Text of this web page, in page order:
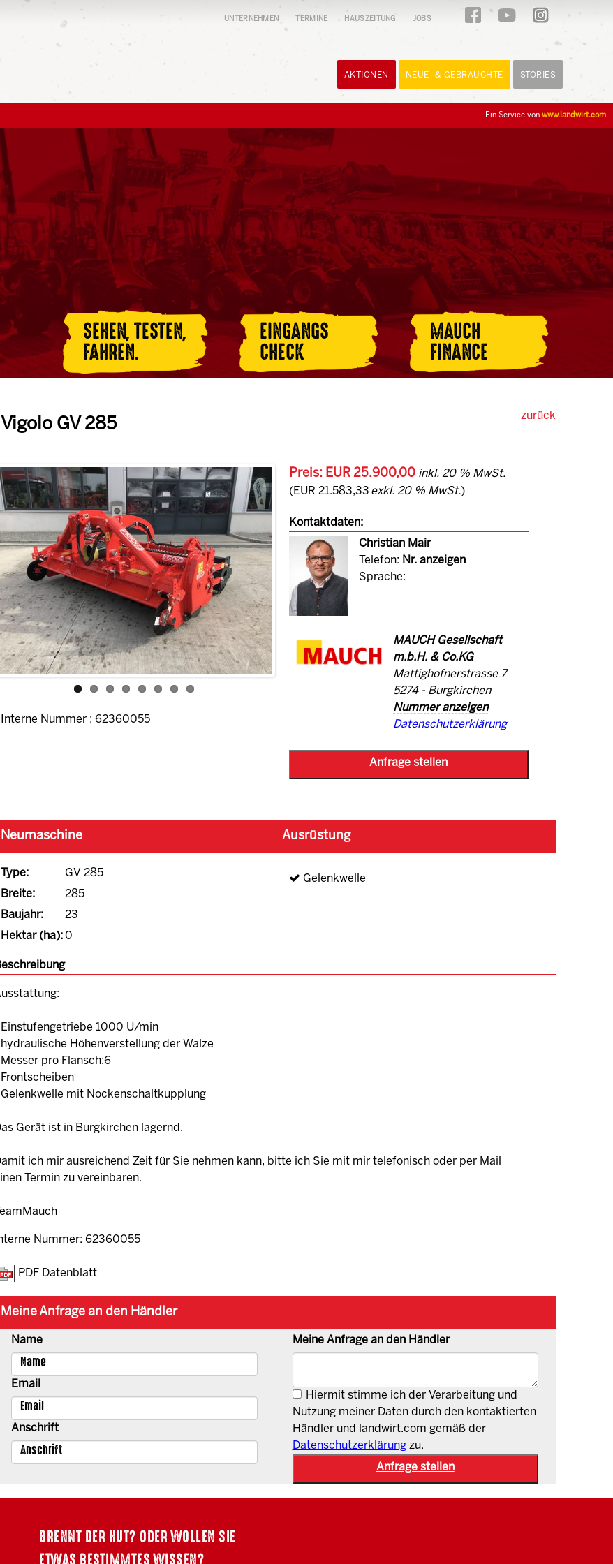
UNTERNEHMEN TERMINE HAUSZEITUNG JOBS
AKTIONEN NEUE- & GEBRAUCHTE STORIES
Ein Service von www.landwirt.com
SEHEN, TESTEN,
FAHREN.
EINGANGS
CHECK
MAUCH
FINANCE
Vigolo GV 285
zurück
Interne Nummer : 62360055
Preis: EUR 25.900,00 inkl. 20 % MwSt.
(EUR 21.583,33 exkl. 20 % MwSt.)
Kontaktdaten:
Christian Mair
Telefon: Nr. anzeigen
Sprache:
MAUCH Gesellschaft
m.b.H. & Co.KG
Mattighofnerstrasse 7
5274 - Burgkirchen
Nummer anzeigen
Datenschutzerklärung
Neumaschine
Type:
GV 285
Breite:
285
Baujahr:
23
Hektar (ha): 0
Ausrüstung
Gelenkwelle
Einstufengetriebe 1000 U/min
Höhenverstellung der Walze
pro Flansch:6
Gelenkwelle mit Nockenschaltkupplung
Gerät ist in Burgkirchen lagernd.
ich mir ausreichend Zeit für Sie nehmen kann, bitte ich Sie mit mir telefonisch oder per Mail
Termin zu vereinbaren.
Nummer: 62360055
PDF Datenblatt
Meine Anfrage an den Händler
Name
Email
Anschrift
Meine Anfrage an den Händler
Hiermit stimme ich der Verarbeitung und
Nutzung meiner Daten durch den kontaktierten
Händler und landwirt.com gemäß der
Datenschutzerklärungzu.
BRENNT DER HUT? ODER WOLLEN SIE
ETWAS BESTIMMTES WISSEN?